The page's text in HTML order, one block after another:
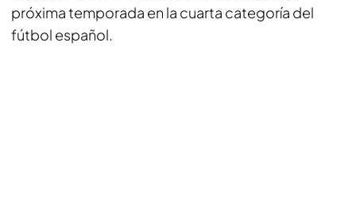
próxima temporada en la cuarta categoría del
fútbol español.